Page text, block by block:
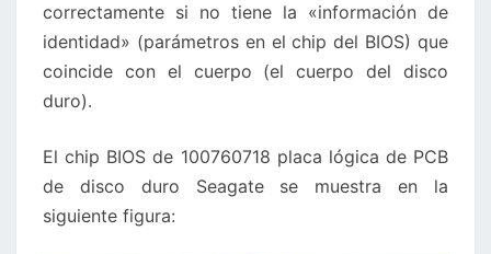
correctamente si no tiene la «información de
identidad» (parámetros en el chip del BIOS) que
coincide con el cuerpo (el cuerpo del disco
duro).
El chip BIOS de 100760718 placa lógica de PCB
de disco duro Seagate se muestra en la
siguiente figura: